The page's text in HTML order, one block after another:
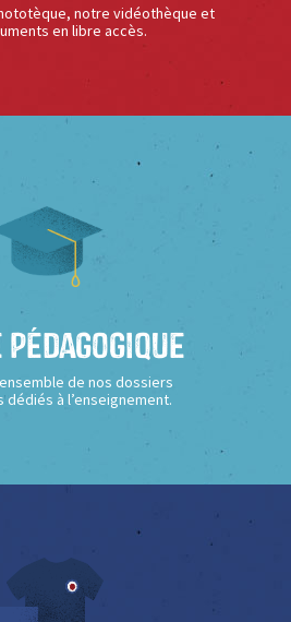
notre vidéothèque et
en libre accès.
Pédagogique
de nos dossiers
dédiés à l’enseignement.